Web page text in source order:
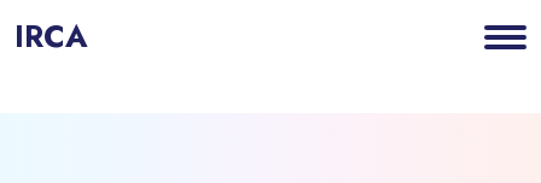
IRCA